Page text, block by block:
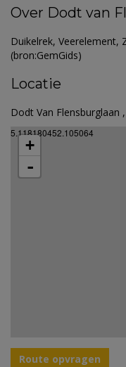
Over Dodt van
Duikelrek, Veerelement,
(bron:GemGids)
Locatie
Dodt Van Flensburglaan ,
5.118180452.105064
+
-
Route opvragen